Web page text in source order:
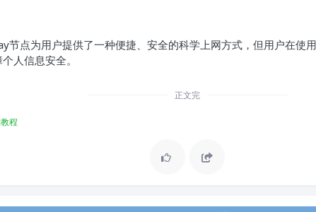
节点为用户提供了一种便捷、安全的科学上网方式，但用户在使
人信息安全。
正文完
程